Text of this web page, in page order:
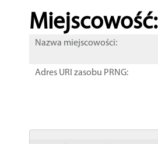
Miejscowość:
Nazwa miejscowości:
Adres URI zasobu PRNG: